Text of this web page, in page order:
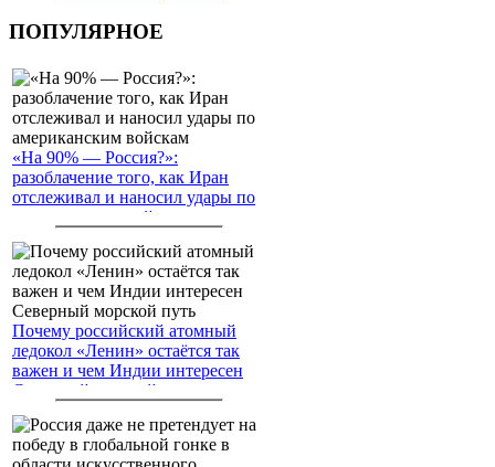
ПОПУЛЯРНОЕ
«На 90% — Россия?»:
разоблачение того, как Иран
отслеживал и наносил удары по
американским войскам
Почему российский атомный
ледокол «Ленин» остаётся так
важен и чем Индии интересен
Северный морской путь